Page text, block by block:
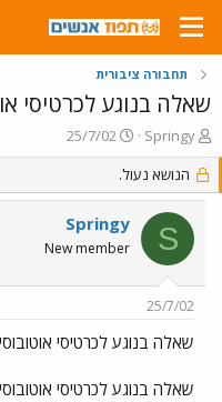
תחבורה ציבורית
שאלה בנוגע לכרטיסי
פ
ו
ת
ח
נ
Springy
פ
ו
ס
ב
ת
ך
25/7/02
הנושא נעול.
S
Springy
New member
25/7/02
שאלה בנוגע לכרטיסי
שאלה בנוגע לכרטיסי